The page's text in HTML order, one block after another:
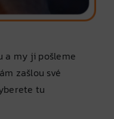
a my ji pošleme
zašlou své
tu